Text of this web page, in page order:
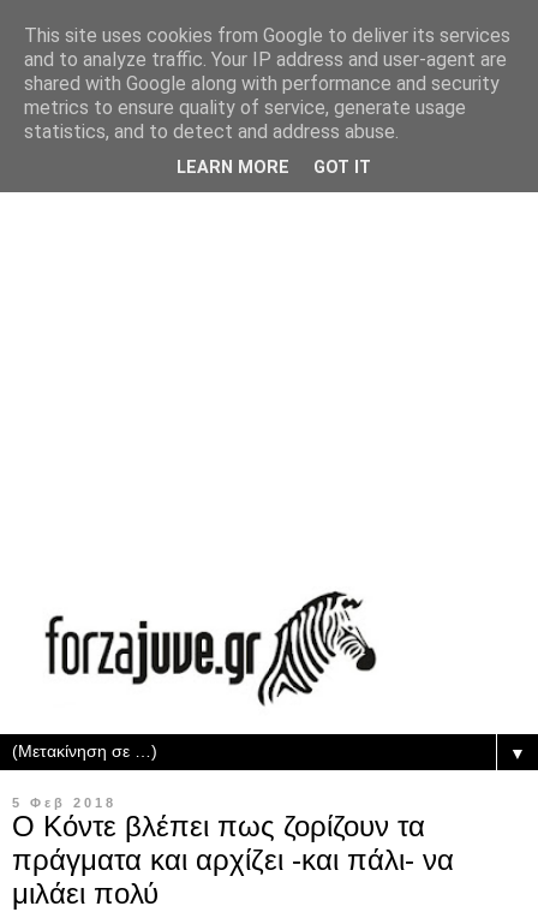
▼
5 Φεβ 2018
Ο Κόντε βλέπει πως ζορίζουν τα
πράγματα και αρχίζει -και πάλι- να
μιλάει πολύ
This site uses cookies from Google to deliver its services
and to analyze traffic. Your IP address and user-agent are
shared with Google along with performance and security
metrics to ensure quality of service, generate usage
statistics, and to detect and address abuse.
LEARN MORE GOT IT